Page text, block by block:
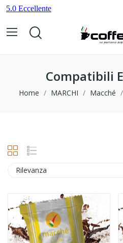
Compatibili
Home MARCHI Macché
Rilevanza